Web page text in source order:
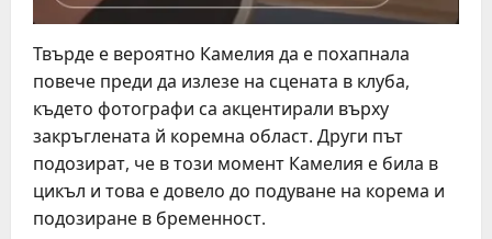
Твърде е вероятно Камелия да е похапнала
повече преди да излезе на сцената в клуба,
където фотографи са акцентирали върху
закръглената й коремна област. Други път
подозират, че в този момент Камелия е била в
цикъл и това е довело до подуване на корема и
подозиране в бременност.